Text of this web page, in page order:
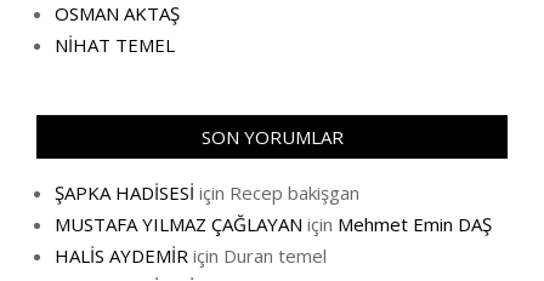
OSMAN AKTAŞ
NİHAT TEMEL
SON YORUMLAR
ŞAPKA HADİSESİ için Recep bakişgan
MUSTAFA YILMAZ ÇAĞLAYAN için Mehmet Emin DAŞ
HALİS AYDEMİR için Duran temel